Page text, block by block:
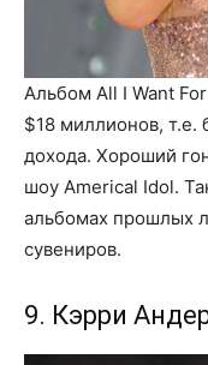
Альбом All I Want
$18 миллионов, т.е.
дохода. Хороший
шоу Americal Idol.
альбомах прошлых
сувениров.
9. Кэрри